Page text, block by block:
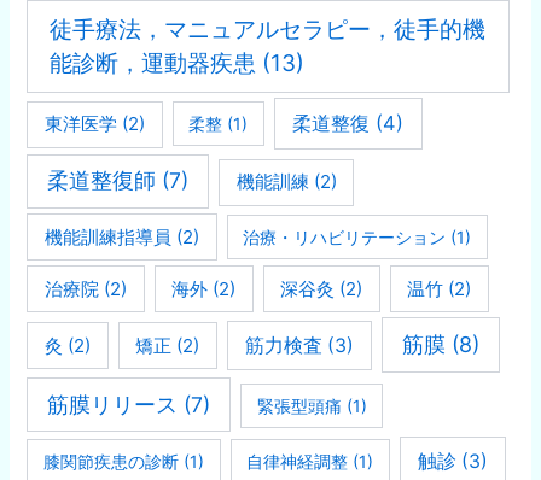
徒手療法，マニュアルセラピー，徒手的機
能診断，運動器疾患 (13)
東洋医学 (2) 柔整 (1) 柔道整復 (4)
柔道整復師 (7) 機能訓練(2)
機能訓練指導員 (2) 治療・リハビリテーション (1)
治療院 (2) 海外 (2) 深谷灸 (2) 温竹 (2)
灸 (2) 矯正 (2) 筋力検査 (3) 筋膜 (8)
筋膜リリース (7) 緊張型頭痛 (1)
膝関節疾患の診断 (1) 自律神経調整 (1) 触診 (3)